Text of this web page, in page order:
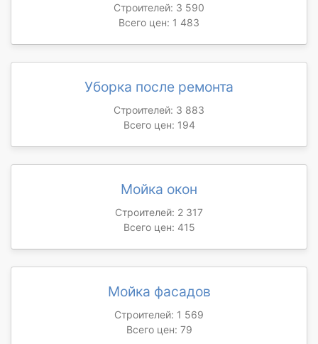
Строителей: 3 590
Всего цен: 1 483
Уборка после ремонта
Строителей: 3 883
Всего цен: 194
Мойка окон
Строителей: 2 317
Всего цен: 415
Мойка фасадов
Строителей: 1 569
Всего цен: 79